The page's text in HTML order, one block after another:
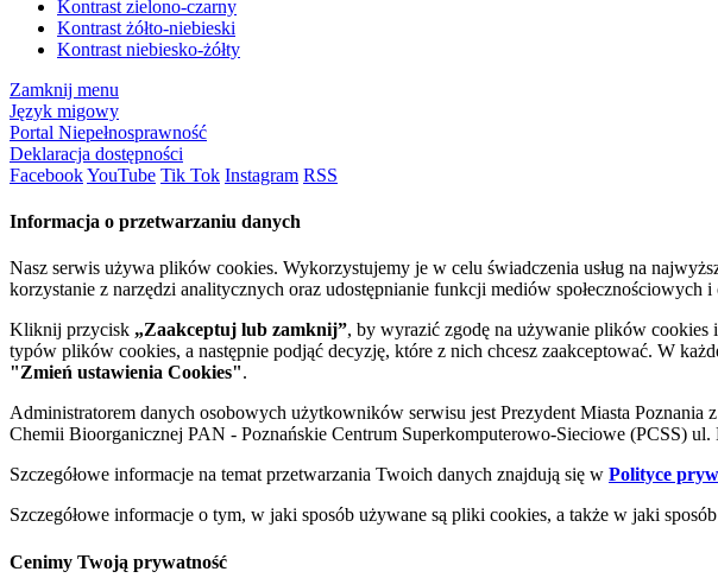
Kontrast zielono-czarny
Kontrast żółto-niebieski
Kontrast niebiesko-żółty
Zamknij menu
Język migowy
Portal Niepełnosprawność
Deklaracja dostępności
FacebookYouTube Tik Tok Instagram RSS
Informacja o przetwarzaniu danych
Nasz serwis używa plików cookies. Wykorzystujemy je w celu świadczenia usług na
korzystanie z narzędzi analitycznych oraz udostępnianie funkcji mediów społecznościowych
Kliknij przycisk „Zaakceptuj lub zamknij”, by wyrazić zgodę na używanie plików cookies
typów plików cookies, a następnie podjąć decyzję, które z nich chcesz zaakceptować. W
"Zmień ustawienia Cookies".
Administratorem danych osobowych użytkowników serwisu jest Prezydent Miasta
Chemii Bioorganicznej PAN - Poznańskie Centrum Superkomputerowo-Sieciowe (PCSS)
Szczegółowe informacje na temat przetwarzania Twoich danych znajdują się w Polityce
Szczegółowe informacje o tym, w jaki sposób używane są pliki cookies, a także w jaki
Cenimy Twoją prywatność